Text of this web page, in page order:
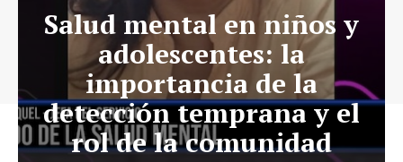
Salud mental en niños y
adolescentes: la
importancia de la
detección temprana y el
rol de la comunidad